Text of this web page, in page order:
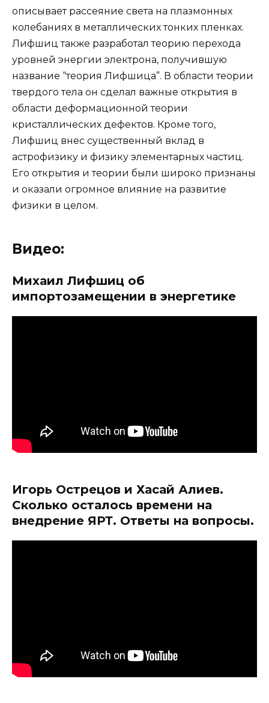
описывает рассеяние света на плазмонных
колебаниях в металлических тонких пленках.
Лифшиц также разработал теорию перехода
уровней энергии электрона, получившую
название “теория Лифшица”. В области теории
твердого тела он сделал важные открытия в
области деформационной теории
кристаллических дефектов. Кроме того,
Лифшиц внес существенный вклад в
астрофизику и физику элементарных частиц.
Его открытия и теории были широко признаны
и оказали огромное влияние на развитие
физики в целом.
Видео:
Михаил Лифшиц об
импортозамещении в энергетике
Игорь Острецов и Хасай Алиев.
Сколько осталось времени на
внедрение ЯРТ. Ответы на вопросы.